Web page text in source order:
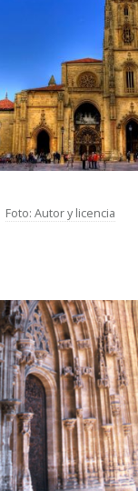
Foto: Autor y licencia